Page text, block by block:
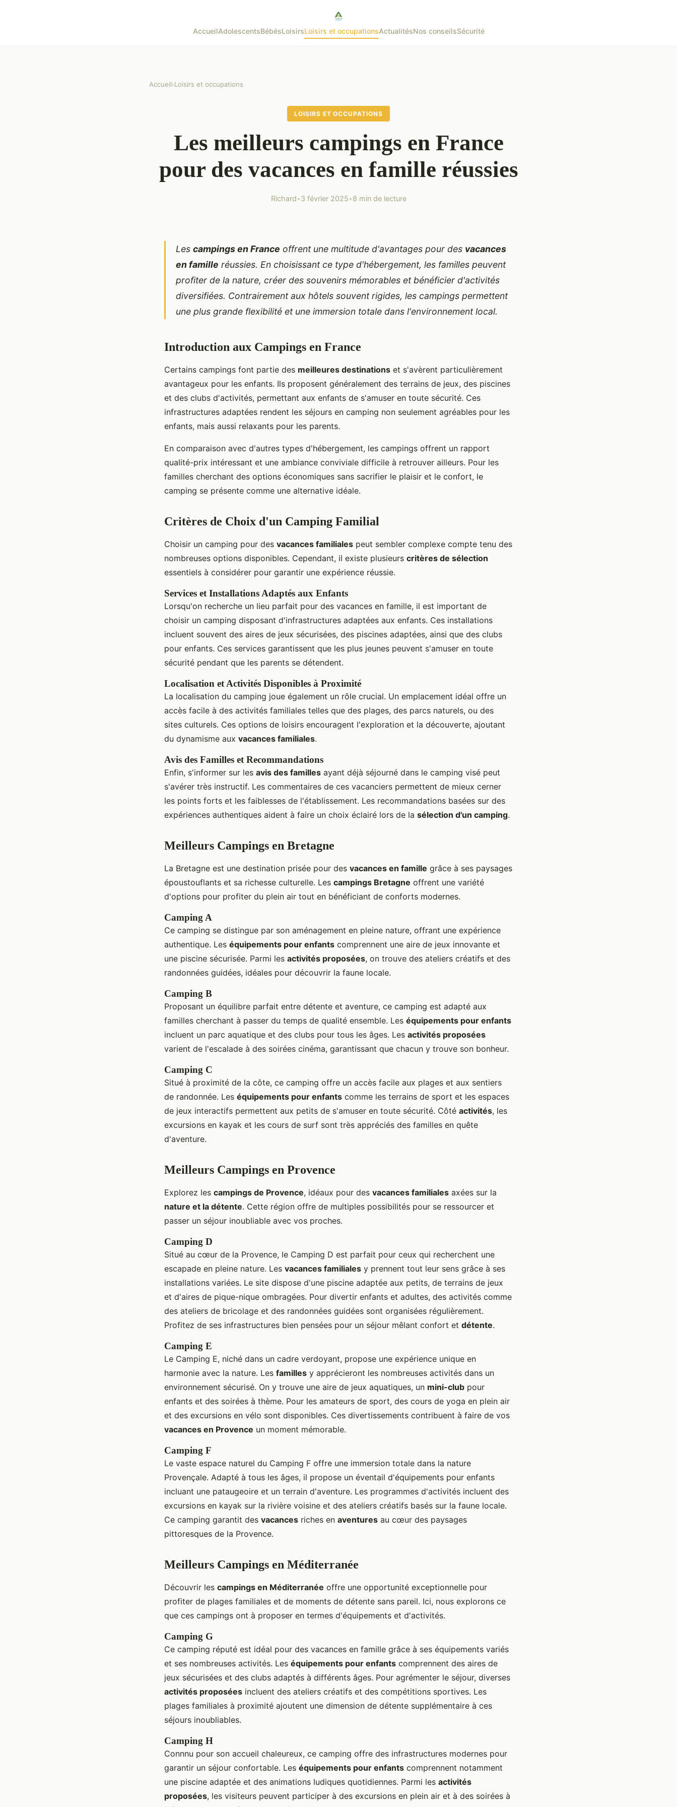
AccueilAdolescentsBébésLoisirsLoisirs et occupationsActualitésNos conseilsSécurité
Accueil›Loisirs et occupations
LOISIRS ET OCCUPATIONS
Les meilleurs campings en France
pour des vacances en famille réussies
Richard•3 février 2025•8 min de lecture
Les campings en France offrent une multitude d'avantages pour des vacances
en famille réussies. En choisissant ce type d'hébergement, les familles peuvent
profiter de la nature, créer des souvenirs mémorables et bénéficier d'activités
diversifiées. Contrairement aux hôtels souvent rigides, les campings permettent
une plus grande flexibilité et une immersion totale dans l'environnement local.
Introduction aux Campings en France
Certains campings font partie des meilleures destinations et s'avèrent particulièrement
avantageux pour les enfants. Ils proposent généralement des terrains de jeux, des piscines
et des clubs d'activités, permettant aux enfants de s'amuser en toute sécurité. Ces
infrastructures adaptées rendent les séjours en camping non seulement agréables pour les
enfants, mais aussi relaxants pour les parents.
En comparaison avec d'autres types d'hébergement, les campings offrent un rapport
qualité-prix intéressant et une ambiance conviviale difficile à retrouver ailleurs. Pour les
familles cherchant des options économiques sans sacrifier le plaisir et le confort, le
camping se présente comme une alternative idéale.
Critères de Choix d'un Camping Familial
Choisir un camping pour des vacances familiales peut sembler complexe compte tenu des
nombreuses options disponibles. Cependant, il existe plusieurs critères de sélection
essentiels à considérer pour garantir une expérience réussie.
Services et Installations Adaptés aux Enfants
Lorsqu'on recherche un lieu parfait pour des vacances en famille, il est important de
choisir un camping disposant d'infrastructures adaptées aux enfants. Ces installations
incluent souvent des aires de jeux sécurisées, des piscines adaptées, ainsi que des clubs
pour enfants. Ces services garantissent que les plus jeunes peuvent s'amuser en toute
sécurité pendant que les parents se détendent.
Localisation et Activités Disponibles à Proximité
La localisation du camping joue également un rôle crucial. Un emplacement idéal offre un
accès facile à des activités familiales telles que des plages, des parcs naturels, ou des
sites culturels. Ces options de loisirs encouragent l'exploration et la découverte, ajoutant
du dynamisme aux vacances familiales.
Avis des Familles et Recommandations
Enfin, s'informer sur les avis des familles ayant déjà séjourné dans le camping visé peut
s'avérer très instructif. Les commentaires de ces vacanciers permettent de mieux cerner
les points forts et les faiblesses de l'établissement. Les recommandations basées sur des
expériences authentiques aident à faire un choix éclairé lors de la sélection d'un camping.
Meilleurs Campings en Bretagne
La Bretagne est une destination prisée pour des vacances en famille grâce à ses paysages
époustouflants et sa richesse culturelle. Les campings Bretagne offrent une variété
d'options pour profiter du plein air tout en bénéficiant de conforts modernes.
Camping A
Ce camping se distingue par son aménagement en pleine nature, offrant une expérience
authentique. Les équipements pour enfants comprennent une aire de jeux innovante et
une piscine sécurisée. Parmi les activités proposées, on trouve des ateliers créatifs et des
randonnées guidées, idéales pour découvrir la faune locale.
Camping B
Proposant un équilibre parfait entre détente et aventure, ce camping est adapté aux
familles cherchant à passer du temps de qualité ensemble. Les équipements pour enfants
incluent un parc aquatique et des clubs pour tous les âges. Les activités proposées
varient de l'escalade à des soirées cinéma, garantissant que chacun y trouve son bonheur.
Camping C
Situé à proximité de la côte, ce camping offre un accès facile aux plages et aux sentiers
de randonnée. Les équipements pour enfants comme les terrains de sport et les espaces
de jeux interactifs permettent aux petits de s'amuser en toute sécurité. Côté activités, les
excursions en kayak et les cours de surf sont très appréciés des familles en quête
d'aventure.
Meilleurs Campings en Provence
Explorez les campings de Provence, idéaux pour des vacances familiales axées sur la
nature et la détente. Cette région offre de multiples possibilités pour se ressourcer et
passer un séjour inoubliable avec vos proches.
Camping D
Situé au cœur de la Provence, le Camping D est parfait pour ceux qui recherchent une
escapade en pleine nature. Les vacances familiales y prennent tout leur sens grâce à ses
installations variées. Le site dispose d'une piscine adaptée aux petits, de terrains de jeux
et d'aires de pique-nique ombragées. Pour divertir enfants et adultes, des activités comme
des ateliers de bricolage et des randonnées guidées sont organisées régulièrement.
Profitez de ses infrastructures bien pensées pour un séjour mêlant confort et détente.
Camping E
Le Camping E, niché dans un cadre verdoyant, propose une expérience unique en
harmonie avec la nature. Les familles y apprécieront les nombreuses activités dans un
environnement sécurisé. On y trouve une aire de jeux aquatiques, un mini-club pour
enfants et des soirées à thème. Pour les amateurs de sport, des cours de yoga en plein air
et des excursions en vélo sont disponibles. Ces divertissements contribuent à faire de vos
vacances en Provence un moment mémorable.
Camping F
Le vaste espace naturel du Camping F offre une immersion totale dans la nature
Provençale. Adapté à tous les âges, il propose un éventail d'équipements pour enfants
incluant une pataugeoire et un terrain d'aventure. Les programmes d'activités incluent des
excursions en kayak sur la rivière voisine et des ateliers créatifs basés sur la faune locale.
Ce camping garantit des vacances riches en aventures au cœur des paysages
pittoresques de la Provence.
Meilleurs Campings en Méditerranée
Découvrir les campings en Méditerranée offre une opportunité exceptionnelle pour
profiter de plages familiales et de moments de détente sans pareil. Ici, nous explorons ce
que ces campings ont à proposer en termes d'équipements et d'activités.
Camping G
Ce camping réputé est idéal pour des vacances en famille grâce à ses équipements variés
et ses nombreuses activités. Les équipements pour enfants comprennent des aires de
jeux sécurisées et des clubs adaptés à différents âges. Pour agrémenter le séjour, diverses
activités proposées incluent des ateliers créatifs et des compétitions sportives. Les
plages familiales à proximité ajoutent une dimension de détente supplémentaire à ces
séjours inoubliables.
Camping H
Connnu pour son accueil chaleureux, ce camping offre des infrastructures modernes pour
garantir un séjour confortable. Les équipements pour enfants comprennent notamment
une piscine adaptée et des animations ludiques quotidiennes. Parmi les activités
proposées, les visiteurs peuvent participer à des excursions en plein air et à des soirées à